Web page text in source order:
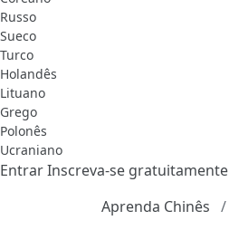
Russo
Sueco
Turco
Holandês
Lituano
Grego
Polonês
Ucraniano
EntrarInscreva-se gratuitamente
Aprenda Chinês